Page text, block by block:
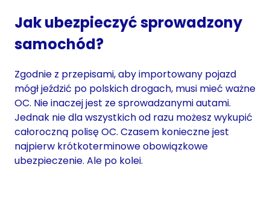
Jak ubezpieczyć sprowadzony
samochód?
Zgodnie z przepisami, aby importowany pojazd
mógł jeździć po polskich drogach, musi mieć ważne
OC. Nie inaczej jest ze sprowadzanymi autami.
Jednak nie dla wszystkich od razu możesz wykupić
całoroczną polisę OC. Czasem konieczne jest
najpierw krótkoterminowe obowiązkowe
ubezpieczenie. Ale po kolei.